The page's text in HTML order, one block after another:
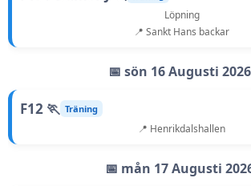
Löpning
📍 Sankt Hans backar
📅 sön 16 Augusti 2026
F12 🏃 Träning
📍 Henrikdalshallen
📅 mån 17 Augusti